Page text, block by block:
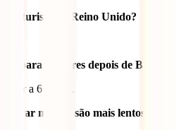
turista no Reino Unido?
para Londres depois de Brexit?
a 6 meses.
entrar no país são mais lentos?